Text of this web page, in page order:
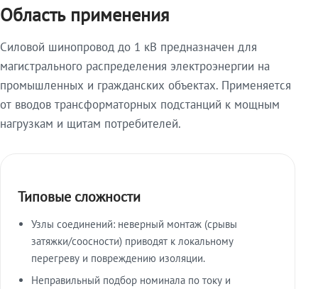
Область применения
Силовой шинопровод до 1 кВ предназначен для
магистрального распределения электроэнергии на
промышленных и гражданских объектах. Применяется
от вводов трансформаторных подстанций к мощным
нагрузкам и щитам потребителей.
Типовые сложности
Узлы соединений: неверный монтаж (срывы
затяжки/соосности) приводят к локальному
перегреву и повреждению изоляции.
Неправильный подбор номинала по току и